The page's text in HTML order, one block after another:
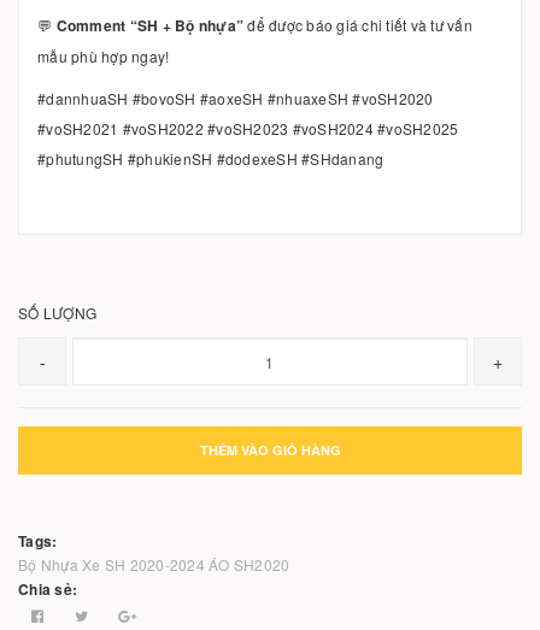
💬 Comment “SH + Bộ nhựa”để được báo giá chi tiết và tư vấn
mẫu phù hợp ngay!
#dannhuaSH #bovoSH #aoxeSH #nhuaxeSH #voSH2020
#voSH2021 #voSH2022 #voSH2023 #voSH2024 #voSH2025
#phutungSH #phukienSH #dodexeSH #SHdanang
SỐ LƯỢNG
- +
THÊM VÀO GIỎ HÀNG
Tags:
Bộ Nhựa Xe SH 2020-2024 ÁO SH2020
Chia sẻ: